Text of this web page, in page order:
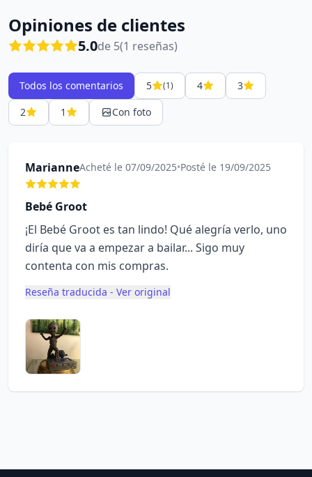
Opiniones de clientes
5.0de 5(1 reseñas)
Todos los comentarios 5 (1) 4
3
2
1 Con foto
MarianneAcheté le 07/09/2025•Posté le 19/09/2025
Bebé Groot
¡El Bebé Groot es tan lindo! Qué alegría verlo, uno
diría que va a empezar a bailar... Sigo muy
contenta con mis compras.
Reseña traducida - Ver original